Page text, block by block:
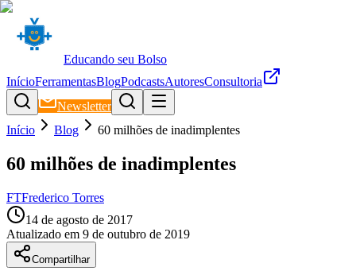
Educando seu Bolso
InícioFerramentasBlogPodcastsAutoresConsultoria
Newsletter
Início
Blog 60 milhões de inadimplentes
60 milhões de inadimplentes
FTFrederico Torres
14 de agosto de 2017
Atualizado em 9 de outubro de 2019
Compartilhar